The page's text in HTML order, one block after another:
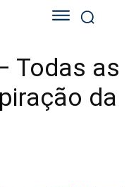
Todas as
da